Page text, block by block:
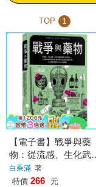
TOP 1
【電子書】戰爭與藥
物：從流感、生化武
器、冰毒到創傷後壓力
症候群……人氣藥學教
白乘滿 著
特價 266 元